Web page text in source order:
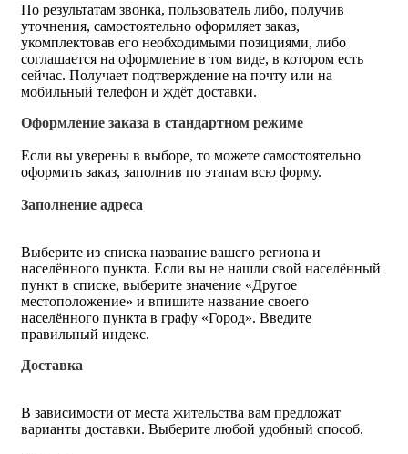
По результатам звонка, пользователь либо, получив
уточнения, самостоятельно оформляет заказ,
укомплектовав его необходимыми позициями, либо
соглашается на оформление в том виде, в котором есть
сейчас. Получает подтверждение на почту или на
мобильный телефон и ждёт доставки.
Оформление заказа в стандартном режиме
Если вы уверены в выборе, то можете самостоятельно
оформить заказ, заполнив по этапам всю форму.
Заполнение адреса
Выберите из списка название вашего региона и
населённого пункта. Если вы не нашли свой населённый
пункт в списке, выберите значение «Другое
местоположение» и впишите название своего
населённого пункта в графу «Город». Введите
правильный индекс.
Доставка
В зависимости от места жительства вам предложат
варианты доставки. Выберите любой удобный способ.